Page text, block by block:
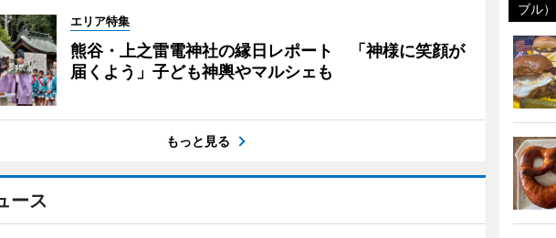
エリア特集
熊谷・上之雷電神社の縁日レポート 「神様に笑顔が
届くよう」子ども神輿やマルシェも
もっと見る
ース
ブル）